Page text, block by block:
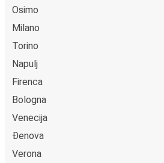
Osimo
Milano
Torino
Napulj
Firenca
Bologna
Venecija
Đenova
Verona